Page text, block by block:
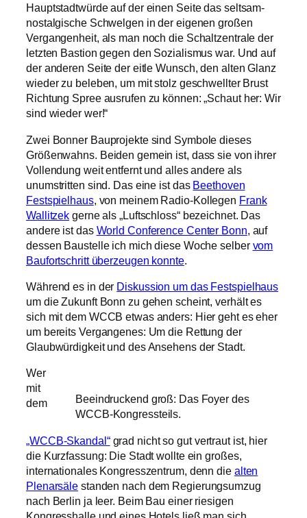
Hauptstadtwürde auf der einen Seite das seltsam-
nostalgische Schwelgen in der eigenen großen
Vergangenheit, als man noch die Schaltzentrale der
letzten Bastion gegen den Sozialismus war. Und auf
der anderen Seite der eitle Wunsch, den alten Glanz
wieder zu beleben, um mit stolz geschwellter Brust
Richtung Spree ausrufen zu können: „Schaut her: Wir
sind wieder wer!“
Zwei Bonner Bauprojekte sind Symbole dieses
Größenwahns. Beiden gemein ist, dass sie von ihrer
Vollendung weit entfernt und alles andere als
unumstritten sind. Das eine ist das Beethoven
Festspielhaus, von meinem Radio-Kollegen Frank
Wallitzek gerne als „Luftschloss“ bezeichnet. Das
andere ist das World Conference Center Bonn, auf
dessen Baustelle ich mich diese Woche selber vom
Baufortschritt überzeugen konnte.
Während es in der Diskussion um das Festspielhaus
um die Zukunft Bonn zu gehen scheint, verhält es
sich mit dem WCCB etwas anders: Hier geht es eher
um bereits Vergangenes: Um die Rettung der
Glaubwürdigkeit und des Ansehens der Stadt.
Beeindruckend groß: Das Foyer des
WCCB-Kongressteils.
Wer
mit
dem
„WCCB-Skandal“grad nicht so gut vertraut ist, hier
die Kurzfassung: Die Stadt wollte ein großes,
internationales Kongresszentrum, denn die alten
Plenarsäle standen nach dem Regierungsumzug
nach Berlin ja leer. Beim Bau einer riesigen